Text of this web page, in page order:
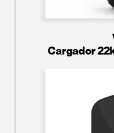
Cargador